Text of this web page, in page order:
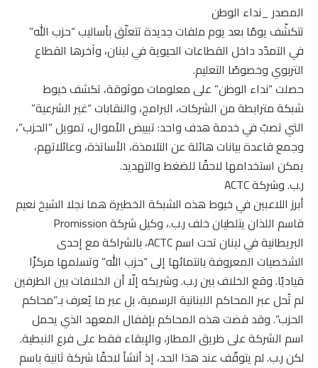
المصدر _نداء الوطن
تتكشّف يومًا بعد يوم ملفات جديدة تتعلّق بأساليب “حزب الله”
في التمدّد داخل القطاعات الحيوية في لبنان، وآخرها القطاع
التربوي وخصوصًا التعليم.
حصلت “نداء الوطن” على معلومات موثوقة، تكشف خيوط
شبكة مترابطة من الشركات، البرامج، والنقابات “غير الشرعية”
التي تصبّ في خدمة هدف واحد: تبييض الأموال، تمويل “الحزب”،
وجمع قاعدة بيانات هائلة عن التلامذة، الأساتذة، وعائلاتهم،
يمكن استخدامها لاحقًا للضغط والتهديد.
ر.ب. وشركة ACTC
أبرز اللاعبين في خيوط هذه الشبكة الخطيرة هما نجلا الشيخ نعيم
قاسم اللذان يتلطيان خلف ر.ب.، وكيل شركة Promission
البريطانية في لبنان تحت اسم ACTC، بالشراكة مع إحدى
الشخصيات المعروفة بانتمائها إلى “حزب الله” وتسلمها مركزًا
قياديًا. وقع الخلاف بين ر.ب. وشريكه إلّا أن الخلافات بين الطرفين
لم تُحل عبر المحاكم اللبنانية الرسمية، بل عبر ما يُعرف بـ”محاكم
الحزب”. وقد قضت هذه المحاكم بإقفال المعهد الذي يحمل
اسم الشركة على طريق المطار، والإبقاء فقط على فرع النبطية.
لكن ر.ب. لم يتوقّف عند هذا الحد، إذ أنشأ لاحقًا شركة ثانية باسم